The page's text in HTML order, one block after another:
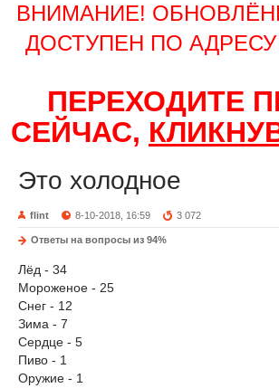
ВНИМАНИЕ!
ДОСТУПЕН ПО АДРЕСУ
ПЕРЕХОДИТЕ
СЕЙЧАС,
Это холодное
flint 8-10-2018, 16:59 3 072
Ответы на вопросы из 94%
Лёд - 34
Мороженое - 25
Снег - 12
Зима - 7
Сердце - 5
Пиво - 1
Оружие - 1